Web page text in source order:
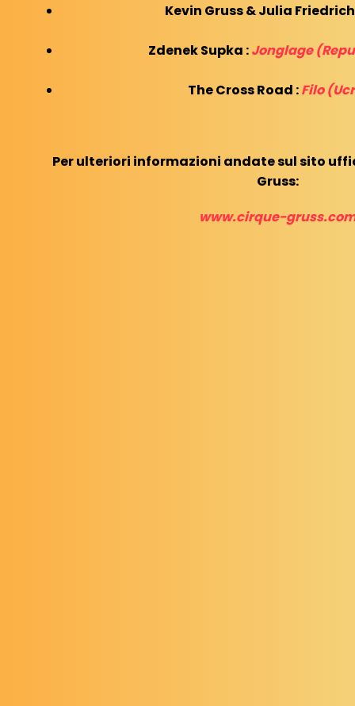
Kevin Gruss & Julia
Zdenek Supka :Jonglage
The Cross Road :Filo
Per ulteriori informazioni andate sul sito
Gruss:
www.cirque-